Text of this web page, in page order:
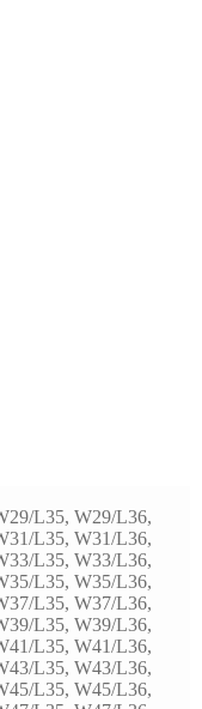
L35, W29/L36,
L35, W31/L36,
L35, W33/L36,
L35, W35/L36,
L35, W37/L36,
L35, W39/L36,
L35, W41/L36,
L35, W43/L36,
L35, W45/L36,